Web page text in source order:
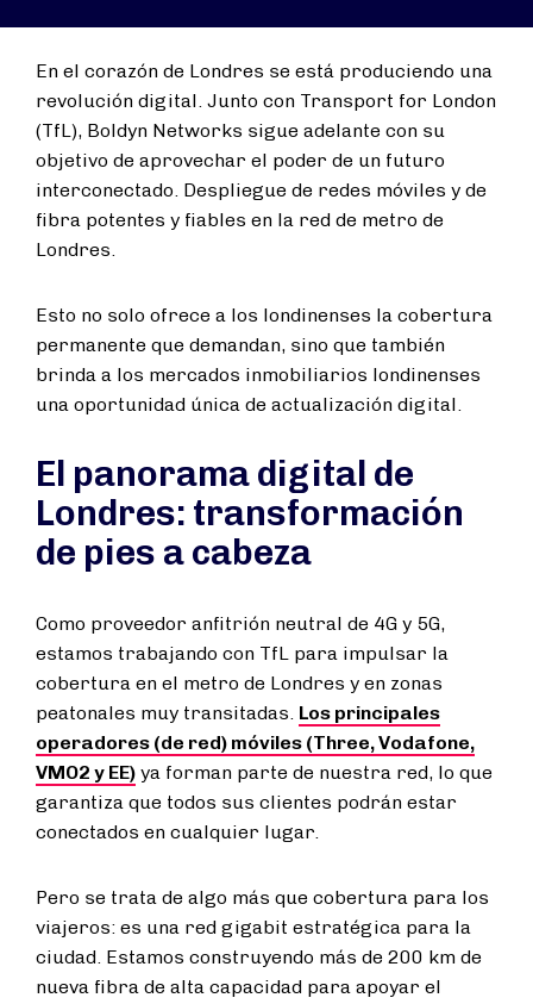
En el corazón de Londres se está produciendo una
revolución digital. Junto con Transport for London
(TfL), Boldyn Networks sigue adelante con su
objetivo de aprovechar el poder de un futuro
interconectado. Despliegue de redes móviles y de
fibra potentes y fiables en la red de metro de
Londres.
Esto no solo ofrece a los londinenses la cobertura
permanente que demandan, sino que también
brinda a los mercados inmobiliarios londinenses
una oportunidad única de actualización digital.
El panorama digital de
Londres: transformación
de pies a cabeza
Como proveedor anfitrión neutral de 4G y 5G,
estamos trabajando con TfL para impulsar la
cobertura en el metro de Londres y en zonas
peatonales muy transitadas. Los principales
operadores (de red) móviles (Three, Vodafone,
VMO2 y EE) ya forman parte de nuestra red, lo que
garantiza que todos sus clientes podrán estar
conectados en cualquier lugar.
Pero se trata de algo más que cobertura para los
viajeros: es una red gigabit estratégica para la
ciudad. Estamos construyendo más de 200 km de
nueva fibra de alta capacidad para apoyar el